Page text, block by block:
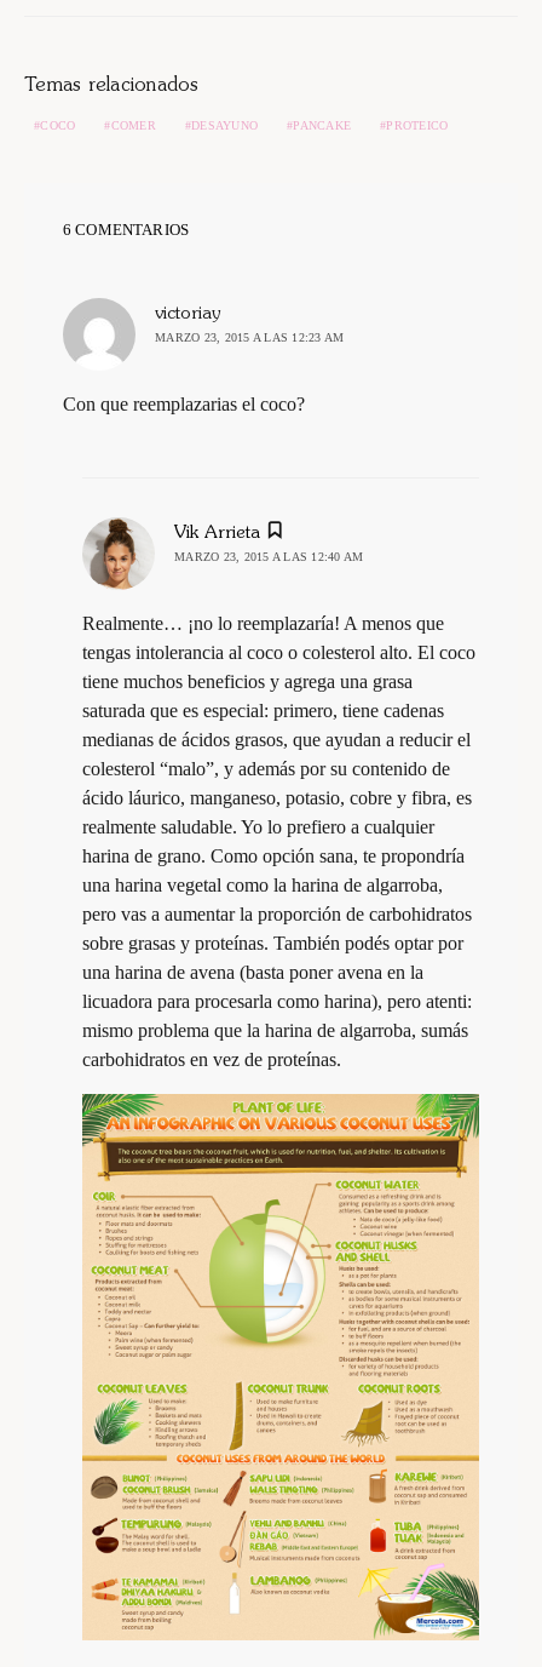
Temas relacionados
COCO COMER DESAYUNO PANCAKE PROTEICO
6 COMENTARIOS
victoriaydice:
MARZO 23, 2015 A LAS 12:23 AM
Con que reemplazarias el coco?
Vik Arrieta
MARZO 23, 2015 A LAS 12:40 AM
Realmente… ¡no lo reemplazaría! A menos que
tengas intolerancia al coco o colesterol alto. El coco
tiene muchos beneficios y agrega una grasa
saturada que es especial: primero, tiene cadenas
medianas de ácidos grasos, que ayudan a reducir el
colesterol “malo”, y además por su contenido de
ácido láurico, manganeso, potasio, cobre y fibra, es
realmente saludable. Yo lo prefiero a cualquier
harina de grano. Como opción sana, te propondría
una harina vegetal como la harina de algarroba,
pero vas a aumentar la proporción de carbohidratos
sobre grasas y proteínas. También podés optar por
una harina de avena (basta poner avena en la
licuadora para procesarla como harina), pero atenti:
mismo problema que la harina de algarroba, sumás
carbohidratos en vez de proteínas.